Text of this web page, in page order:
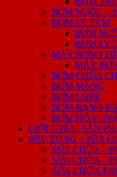
BƠM NƯỚC –
BƠM LY TÂM
BƠM
BƠM LY
MÁY BƠM
MÁY
BƠM CHỮA
BƠM MÀNG
BƠM LOBE
BƠM BÁNH
BƠM HÓA
GIỚI THIỆU SẢN
PHỤ TÙNG – SỬA
SỬA CHỮA –
SỬA CHỮA –
SỬA CHỮA-